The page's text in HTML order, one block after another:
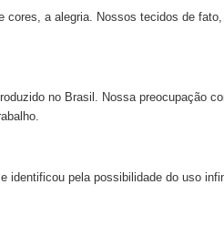
a alegria. Nossos tecidos de
no Brasil. Nossa preocupação
pela possibilidade do uso